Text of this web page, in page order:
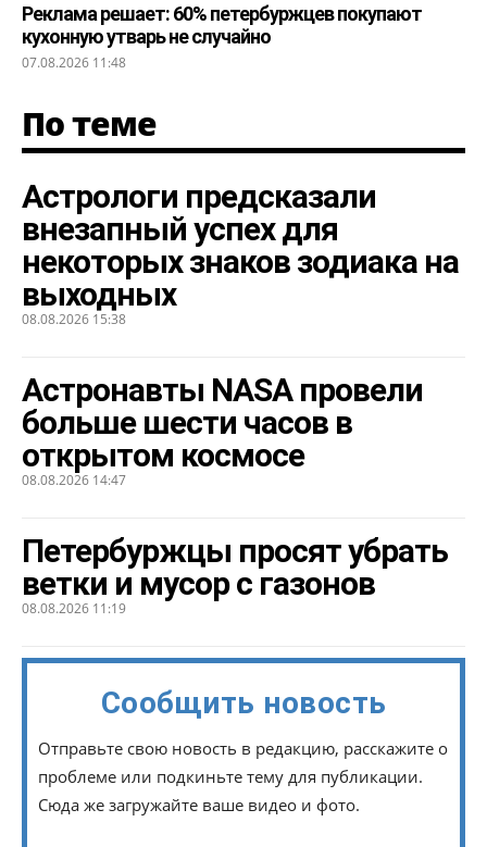
Реклама решает: 60% петербуржцев покупают
кухонную утварь не случайно
07.08.2026 11:48
По теме
Астрологи предсказали
внезапный успех для
некоторых знаков зодиака на
выходных
08.08.2026 15:38
Астронавты NASA провели
больше шести часов в
открытом космосе
08.08.2026 14:47
Петербуржцы просят убрать
ветки и мусор с газонов
08.08.2026 11:19
Сообщить новость
Отправьте свою новость в редакцию, расскажите о
проблеме или подкиньте тему для публикации.
Сюда же загружайте ваше видео и фото.